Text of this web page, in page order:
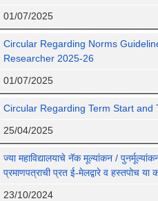
01/07/2025
Circular Regarding Norms
Researcher 2025-26
01/07/2025
Circular Regarding Term Start and
25/04/2025
ज्या महाविद्यालयाचे नॅक मूल्यांकन /
प्रमाणपत्राची प्रत ई-मेलद्वारे व हस्तपोच या
23/10/2024